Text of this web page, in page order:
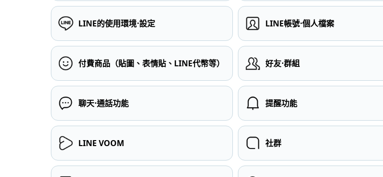
LINE的使用環境⋅設定 LINE帳號⋅個人檔案
付費商品（貼圖、表情貼、LINE代幣等） 好友⋅群組
聊天⋅通話功能 提醒功能
LINE VOOM 社群